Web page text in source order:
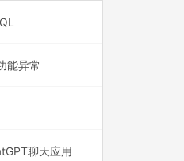
能异常
聊天应用